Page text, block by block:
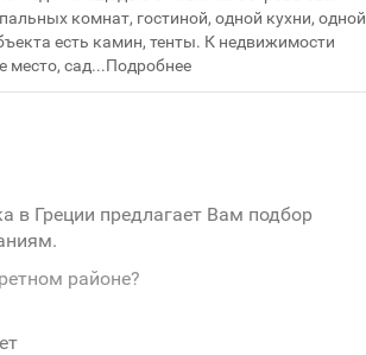
комнат, гостиной, одной кухни, одной
есть камин, тенты. К недвижимости
место, сад...Подробнее
в Греции предлагает Вам подбор
районе?